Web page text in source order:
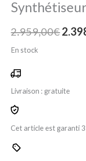
2.959,00€
En stock
Livraison :gratuite
Cet article est garanti